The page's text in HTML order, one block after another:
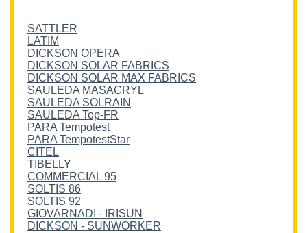
SATTLER
LATIM
DICKSON OPERA
DICKSON SOLAR FABRICS
DICKSON SOLAR MAX FABRICS
SAULEDA MASACRYL
SAULEDA SOLRAIN
SAULEDA Top-FR
PARA Tempotest
PARA TempotestStar
CITEL
TIBELLY
COMMERCIAL 95
SOLTIS 86
SOLTIS 92
GIOVARNADI - IRISUN
DICKSON - SUNWORKER